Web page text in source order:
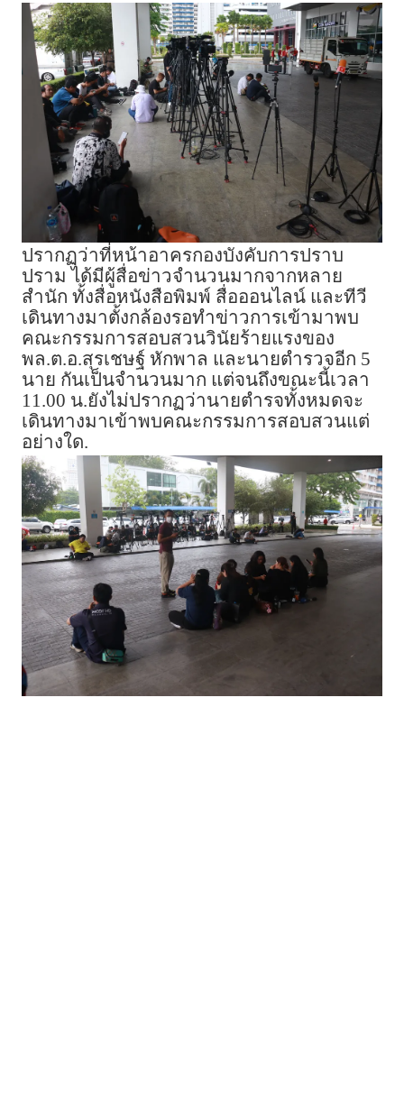
ปรากฏว่าที่หน้าอาครกองบังคับการปราบ
ปราม ได้มีผู้สื่อข่าวจำนวนมากจากหลาย
สำนัก ทั้งสื่อหนังสือพิมพ์ สื่อออนไลน์ และทีวี
เดินทางมาตั้งกล้องรอทำข่าวการเข้ามาพบ
คณะกรรมการสอบสวนวินัยร้ายแรงของ
พล.ต.อ.สุรเชษฐ์ หักพาล และนายตำรวจอีก 5
นาย กันเป็นจำนวนมาก แต่จนถึงขณะนี้เวลา
11.00 น.ยังไม่ปรากฏว่านายตำรจทั้งหมดจะ
เดินทางมาเข้าพบคณะกรรมการสอบสวนแต่
อย่างใด.